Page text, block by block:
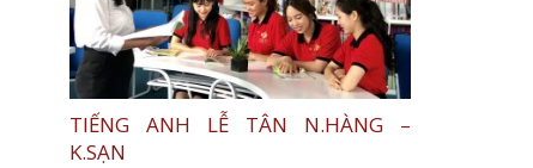
TIẾNG ANH LỄ TÂN N.HÀNG –
K.SẠN